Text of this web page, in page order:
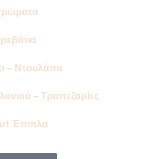
– Ντουλάπα
– Τραπεζαρίες
Έπιπλα